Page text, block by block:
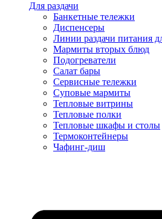
Для раздачи
Банкетные тележки
Диспенсеры
Линии раздачи питания
Мармиты вторых блюд
Подогреватели
Салат бары
Сервисные тележки
Суповые мармиты
Тепловые витрины
Тепловые полки
Тепловые шкафы и столы
Термоконтейнеры
Чафинг-диш